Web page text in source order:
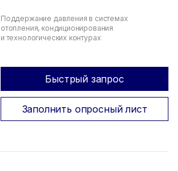
Поддержание давления в системах
отопления, кондиционирования
и технологических контурах
Быстрый запрос
Заполнить опросный лист